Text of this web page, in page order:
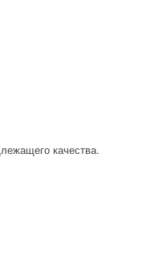
качества.